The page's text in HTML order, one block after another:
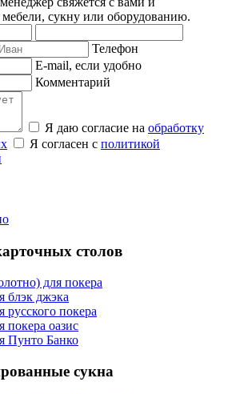
мебели, сукну или оборудованию.
Телефон
E-mail, если удобно
Комментарий
Я даю согласие на обработку
Я согласен с политикой
столов
для покера
блэк джэка
русского покера
покера оазис
Пунто Банко
сукна